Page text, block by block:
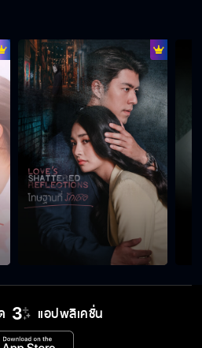
เป็นอย่างอื่นไม่ได้เลย
นน้องสะใภ้ก็สิ้นเรื่อง
เนอร์ใต้แสงเทียน
แอปพลิเคชั่น